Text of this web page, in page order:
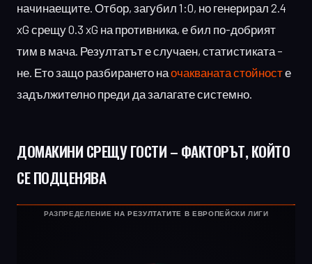
начинаещите. Отбор, загубил 1:0, но генерирал 2.4
xG срещу 0.3 xG на противника, е бил по-добрият
тим в мача. Резултатът е случаен, статистиката –
не. Ето защо разбирането наочакваната стойносте
задължително преди да залагате системно.
ДОМАКИНИ СРЕЩУ ГОСТИ– ФАКТОРЪТ, КОЙТО
СЕ ПОДЦЕНЯВА